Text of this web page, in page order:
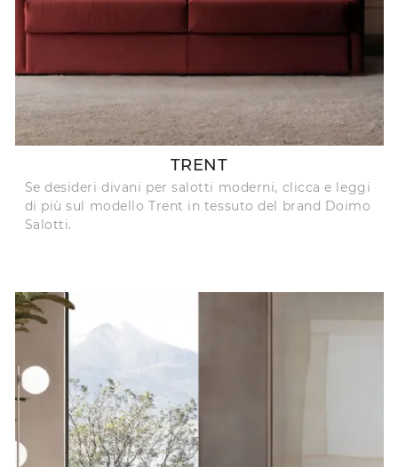
TRENT
Se desideri divani per salotti moderni, clicca e leggi
di più sul modello Trent in tessuto del brand Doimo
Salotti.